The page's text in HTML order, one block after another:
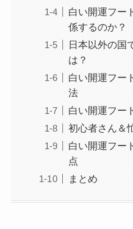
白い開運フー
係するのか？
日本以外の国
は？
白い開運フー
法
白い開運フー
初心者さん＆
白い開運フー
点
まとめ